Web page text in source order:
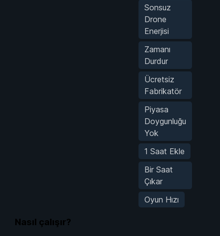
Sonsuz
Drone
Enerjisi
Zamanı
Durdur
Ücretsiz
Fabrikatör
Piyasa
Doygunluğu
Yok
1 Saat Ekle
Bir Saat
Çıkar
Oyun Hızı
Nasıl çalışır?